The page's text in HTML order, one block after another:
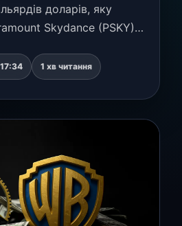
доларів, яку
Skydance (PSKY).
стратегічній
1 хв читання